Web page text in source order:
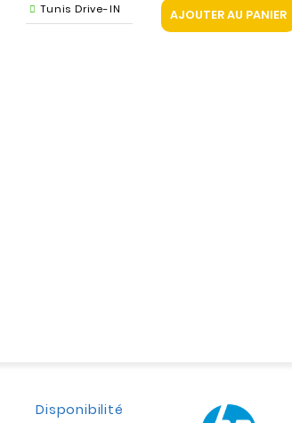
Tunis Drive-IN AJOUTER AU PANIER
Disponibilité